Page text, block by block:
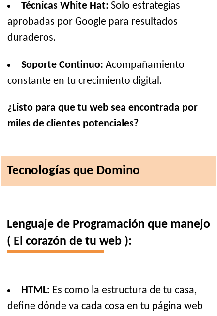
Técnicas White Hat: Solo estrategias
aprobadas por Google para resultados
duraderos.
Soporte Continuo: Acompañamiento
constante en tu crecimiento digital.
¿Listo para que tu web sea encontrada por
miles de clientes potenciales?
Tecnologías que Domino
Lenguaje de Programación que manejo
( El corazón de tu web ):
HTML: Es como la estructura de tu casa,
define dónde va cada cosa en tu página web